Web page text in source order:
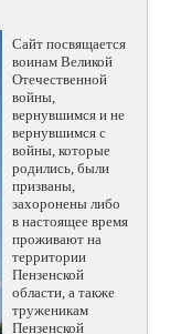
Сайт посвящается
воинам Великой
Отечественной
войны,
вернувшимся и не
вернувшимся с
войны, которые
родились, были
призваны,
захоронены либо
в настоящее время
проживают на
территории
Пензенской
области, а также
труженикам
Пензенской